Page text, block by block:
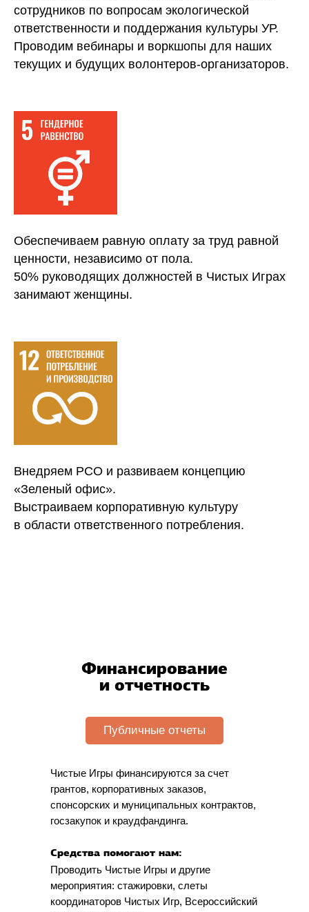
сотрудников по вопросам экологической
ответственности и поддержания культуры УР.
Проводим вебинары и воркшопы для наших
текущих и будущих волонтеров-организаторов.
Обеспечиваем равную оплату за труд равной
ценности, независимо от пола.
50% руководящих должностей в Чистых Играх
занимают женщины.
Внедряем РСО и развиваем концепцию
«Зеленый офис».
Выстраиваем корпоративную культуру
в области ответственного потребления.
Финансирование
и отчетность
Чистые Игры финансируются за счет
грантов, корпоративных заказов,
спонсорских и муниципальных контрактов,
госзакупок и краудфандинга.
Средства помогают нам:
Проводить Чистые Игры и другие
мероприятия: стажировки, слеты
координаторов Чистых Игр, Всероссийский
Публичные отчеты